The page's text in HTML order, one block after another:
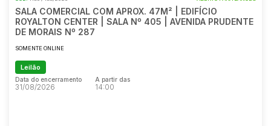
SALA COMERCIAL COM APROX. 47M² | EDIFÍCIO
ROYALTON CENTER | SALA Nº 405 | AVENIDA PRUDENTE
DE MORAIS Nº 287
SOMENTE ONLINE
Leilão
Data do encerramento
31/08/2026
A partir das
14:00